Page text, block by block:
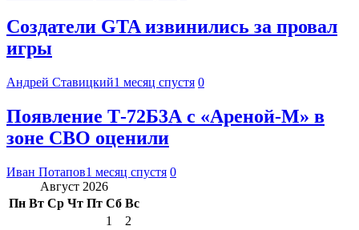
Создатели GTA извинились за провал
игры
Андрей Ставицкий1 месяц спустя 0
Появление Т-72Б3А с «Ареной-М» в
зоне СВО оценили
Иван Потапов1 месяц спустя 0
Август 2026
Пн Вт Ср Чт Пт Сб Вс
1
2